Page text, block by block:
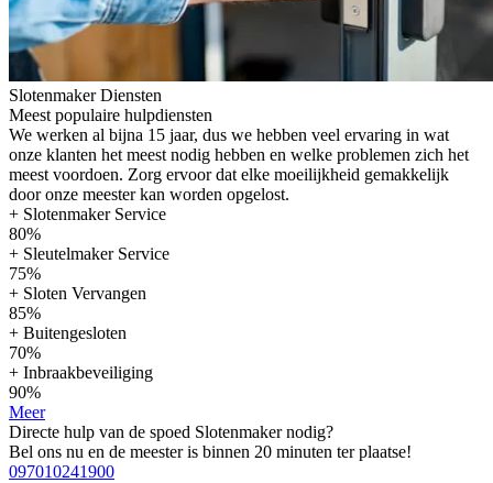
Slotenmaker Diensten
Meest populaire hulpdiensten
We werken al bijna 15 jaar, dus we hebben veel ervaring in wat
onze klanten het meest nodig hebben en welke problemen zich het
meest voordoen. Zorg ervoor dat elke moeilijkheid gemakkelijk
door onze meester kan worden opgelost.
+ Slotenmaker Service
80%
+ Sleutelmaker Service
75%
+ Sloten Vervangen
85%
+ Buitengesloten
70%
+ Inbraakbeveiliging
90%
Meer
Directe hulp van de spoed Slotenmaker nodig?
Bel ons nu en de meester is binnen 20 minuten ter plaatse!
097010241900